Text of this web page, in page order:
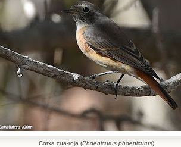
Cotxa cua-roja (Phoenicurus phoenicurus)